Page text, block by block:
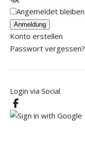
Angemeldet bleiben
Anmeldung
Konto erstellen
Passwort vergessen?
Login via Social